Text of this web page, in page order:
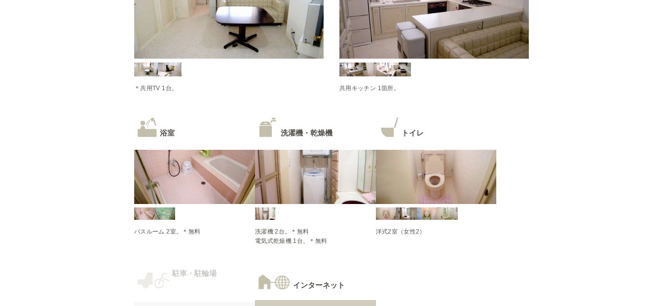
＊共用TV 1台。 共用キッチン 1箇所。
浴室 洗濯機・乾燥機
洗濯機 2台。＊無料
電気式乾燥機 1台。＊無料
トイレ
駐車・駐輪場
インターネット